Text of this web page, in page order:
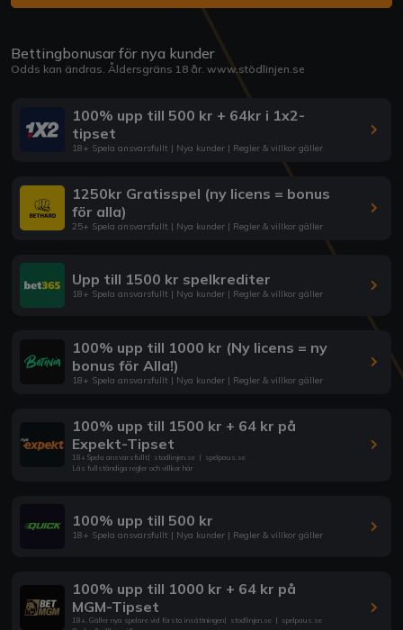
Bettingbonusar för nya kunder
Odds kan ändras. Åldersgräns 18 år. www.stödlinjen.se
100% upp till 500 kr + 64kr i 1x2-
tipset
18+ Spela ansvarsfullt | Nya kunder | Regler & villkor gäller
1250kr Gratisspel (ny licens = bonus
för alla)
25+ Spela ansvarsfullt | Nya kunder | Regler & villkor gäller
Upp till 1500 kr spelkrediter
18+ Spela ansvarsfullt | Nya kunder | Regler & villkor gäller
100% upp till 1000 kr (Ny licens = ny
bonus för Alla!)
18+ Spela ansvarsfullt | Nya kunder | Regler & villkor gäller
100% upp till 1500 kr + 64 kr på
Expekt-Tipset
18+ Spela ansvarsfullt| stodlinjen.se | spelpaus.se
Läs fullständiga regler och villkor här
100% upp till 500 kr
18+ Spela ansvarsfullt | Nya kunder | Regler & villkor gäller
100% upp till 1000 kr + 64 kr på
MGM-Tipset
18+. Gäller nya spelare vid första insättningen| stodlinjen.se | spelpaus.se